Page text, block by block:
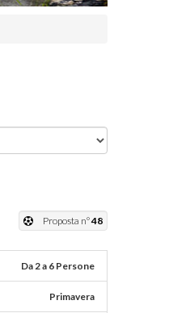
Proposta n°48
Da 2 a 6 Persone
Primavera